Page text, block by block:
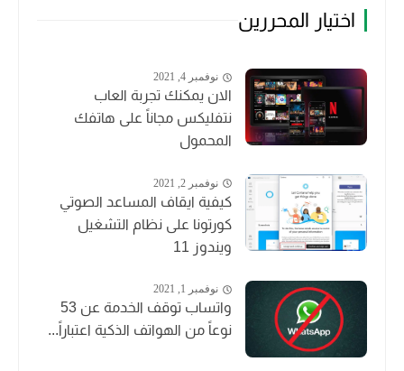
اختيار المحررين
نوفمبر 4, 2021
الان يمكنك تجربة العاب
نتفليكس مجاناً على هاتفك
المحمول
نوفمبر 2, 2021
كيفية ايقاف المساعد الصوتي
كورتونا على نظام التشغيل
ويندوز 11
نوفمبر 1, 2021
واتساب توقف الخدمة عن 53
نوعاً من الهواتف الذكية اعتباراً...